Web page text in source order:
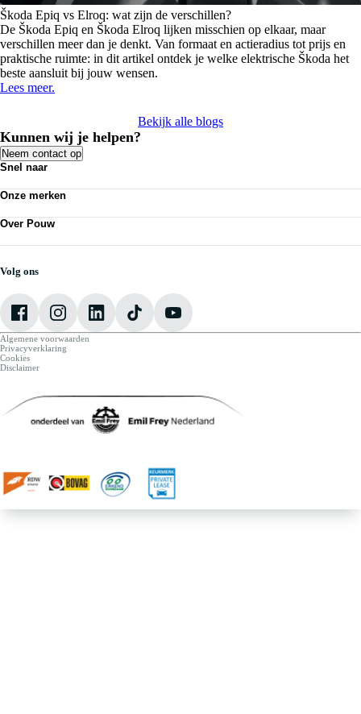
Škoda Epiq vs Elroq: wat zijn de verschillen?
De Škoda Epiq en Škoda Elroq lijken misschien op elkaar, maar
verschillen meer dan je denkt. Van formaat en actieradius tot prijs en
praktische ruimte: in dit artikel ontdek je welke elektrische Škoda het
beste aansluit bij jouw wensen.
Lees meer.
Bekijk alle blogs
Kunnen wij je helpen?
Neem contact op
Snel naar
Bedrijfswagens
Nieuws
Vestigingen
Onze merken
Audi
Škoda
VW Bedrijfswagens
Over Pouw
Over Pouw
Vacatures
Volg ons
Algemene voorwaarden
Privacyverklaring
Cookies
Disclaimer